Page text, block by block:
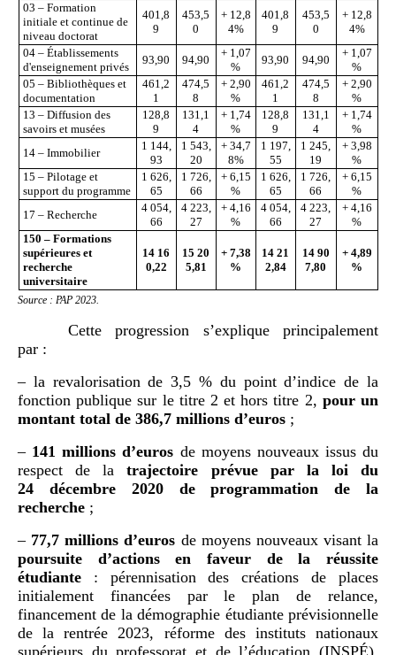
03 – Formation
initiale et continue de
niveau doctorat
401,8
9
453,5
0
+ 12,8
4%
401,8
9
453,5
0
+ 12,8
4%
04 – Établissements
d'enseignement privés
93,90 94,90
+ 1,07
%
93,90 94,90
+ 1,07
%
05 – Bibliothèques et
documentation
461,2
1
474,5
8
+ 2,90
%
461,2
1
474,5
8
+ 2,90
%
13 – Diffusion des
savoirs et musées
128,8
9
131,1
4
+ 1,74
%
128,8
9
131,1
4
+ 1,74
%
14 – Immobilier
1 144,
93
1 543,
20
+ 34,7
8%
1 197,
55
1 245,
19
+ 3,98
%
15 – Pilotage et
support du programme
1 626,
65
1 726,
66
+ 6,15
%
1 626,
65
1 726,
66
+ 6,15
%
17 – Recherche
4 054,
66
4 223,
27
+ 4,16
%
4 054,
66
4 223,
27
+ 4,16
%
150 – Formations
supérieures et
recherche
universitaire
14 16
0,22
15 20
5,81
+ 7,38
%
14 21
2,84
14 90
7,80
+ 4,89
%
Source : PAP 2023.
Cette progression s’explique principalement
par :
– la revalorisation de 3,5 % du point d’indice de la
fonction publique sur le titre 2 et hors titre 2, pour un
montant total de 386,7 millions d’euros ;
– 141 millions d’euros de moyens nouveaux issus du
respect de latrajectoire prévue par la loi du
24
décembre 2020 de programmation de la
recherche ;
– 77,7 millions d’euros de moyens nouveaux visant la
poursuite d’actions en faveur de la réussite
étudiante : pérennisation des créations de places
initialement financées par le plan de relance,
financement de la démographie étudiante prévisionnelle
de la rentrée 2023, réforme des instituts nationaux